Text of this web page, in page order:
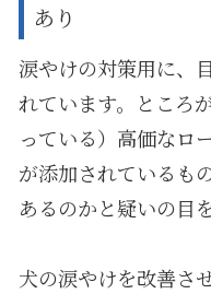
あり
涙やけの対策用に、
れています。ところ
っている）高価なロ
が添加されているも
あるのかと疑いの目
犬の涙やけを改善さ